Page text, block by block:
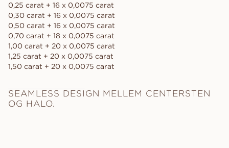
0,25 carat + 16 x 0,0075 carat
0,30 carat + 16 x 0,0075 carat
0,50 carat + 16 x 0,0075 carat
0,70 carat + 18 x 0,0075 carat
1,00 carat + 20 x 0,0075 carat
1,25 carat + 20 x 0,0075 carat
1,50 carat + 20 x 0,0075 carat
SEAMLESS DESIGN MELLEM CENTERSTEN
OG HALO.